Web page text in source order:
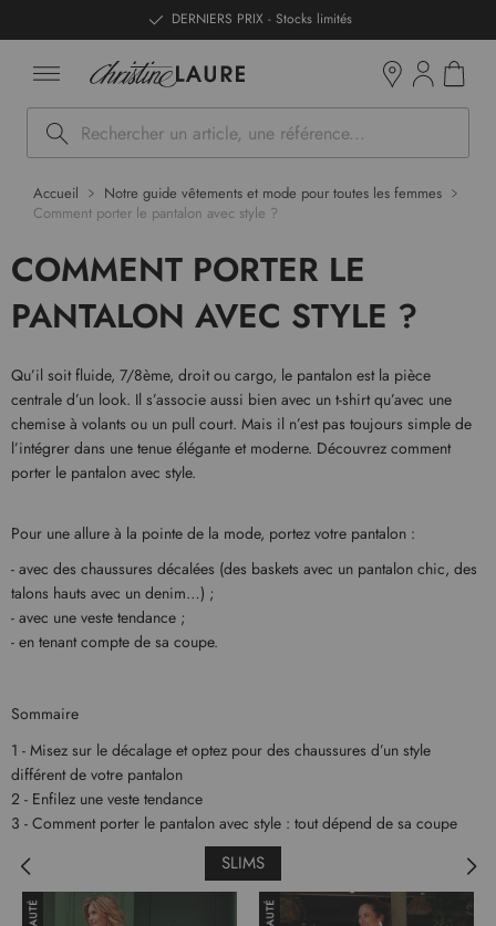
DERNIERS PRIX - Stocks limités
Rechercher
Accueil
Notre guide vêtements et mode pour toutes les femmes
Comment porter le pantalon avec style ?
COMMENT PORTER LE
PANTALON AVEC STYLE ?
Qu’il soit fluide, 7/8ème, droit ou cargo, le pantalon est la pièce
centrale d’un look. Il s’associe aussi bien avec un t-shirt qu’avec une
chemise à volants ou un pull court. Mais il n’est pas toujours simple de
l’intégrer dans une tenue élégante et moderne. Découvrez comment
porter le pantalon avec style.
Pour une allure à la pointe de la mode, portez votre pantalon :
- avec des chaussures décalées (des baskets avec un pantalon chic, des
talons hauts avec un denim…) ;
- avec une veste tendance ;
- en tenant compte de sa coupe.
Sommaire
1 - Misez sur le décalage et optez pour des chaussures d’un style
différent de votre pantalon
2 - Enfilez une veste tendance
3 - Comment porter le pantalon avec style : tout dépend de sa coupe
SLIMS